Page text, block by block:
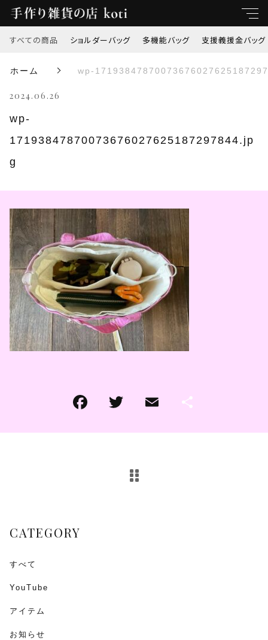
すべての商品 ショルダーバッグ 多機能バッグ 支援義援金バッグ
ホーム wp-
2024.06.26
wp-
17193847870073676027625187297844.jp
g
CATEGORY
すべて
YouTube
アイテム
お知らせ
オリジナル刺繍
トートバッグ
その他
親カテゴリ
価格帯
～
並び順
その他
在庫あり セール